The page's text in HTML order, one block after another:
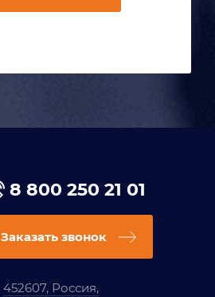
8 800 250 21 01
Заказать звонок
452607, Россия,